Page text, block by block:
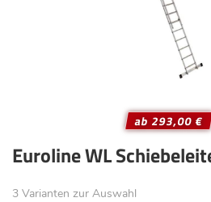
ab 293,00 €
Euroline WL
3 Varianten zur Auswahl